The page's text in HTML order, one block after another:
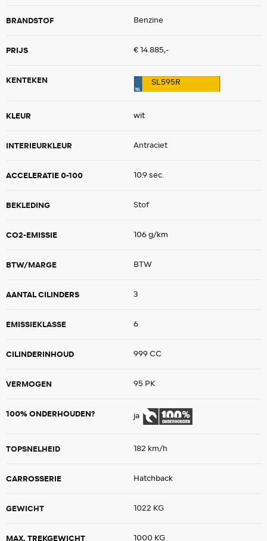
BRANDSTOF Benzine
PRIJS € 14.885,-
KENTEKEN SL595R
KLEUR wit
INTERIEURKLEUR Antraciet
ACCELERATIE 0-100 10.9 sec.
BEKLEDING Stof
CO2-EMISSIE 106 g/km
BTW/MARGE BTW
AANTAL CILINDERS 3
EMISSIEKLASSE 6
CILINDERINHOUD 999 CC
VERMOGEN 95 PK
100% ONDERHOUDEN? ja
TOPSNELHEID 182 km/h
CARROSSERIE Hatchback
GEWICHT 1022 KG
1000 KG